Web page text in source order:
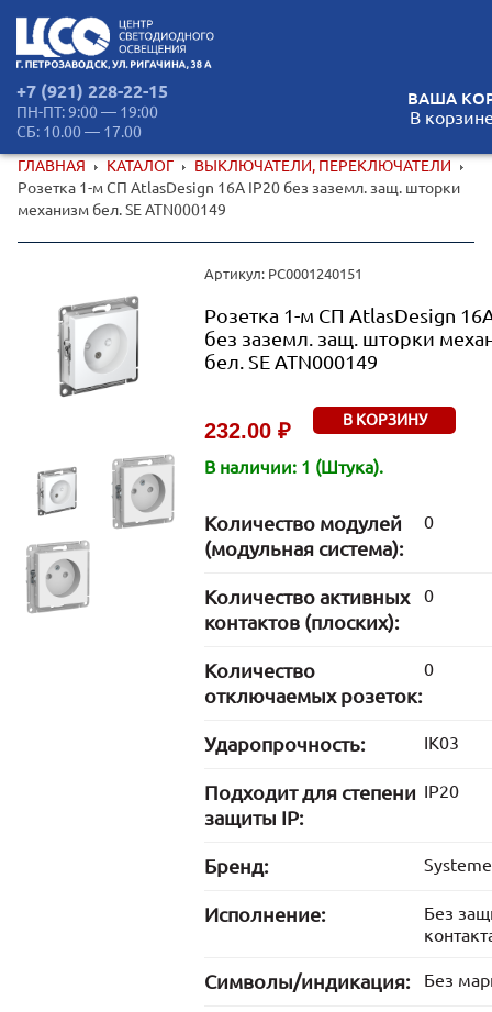
+7 (921) 228-22-15
ПН-ПТ: 9:00 — 19:00
СБ: 10.00 — 17.00
ВАША
В
ГЛАВНАЯ КАТАЛОГ
ВЫКЛЮЧАТЕЛИ, ПЕРЕКЛЮЧАТЕЛИ
Розетка 1-м СП AtlasDesign 16А IP20 без заземл. защ. шторки
механизм бел. SE ATN000149
Артикул: РС0001240151
Розетка 1-м СП AtlasDesign
без заземл. защ. шторки
бел. SE ATN000149
232.00 ₽ В КОРЗИНУ
В наличии: 1 (Штука).
Количество модулей
(модульная система):
0
Количество активных
контактов (плоских):
0
Количество
отключаемых розеток:
0
Ударопрочность: IK03
Подходит для степени
защиты IP:
IP20
Бренд:
Исполнение:
Без
Символы/индикация: Без